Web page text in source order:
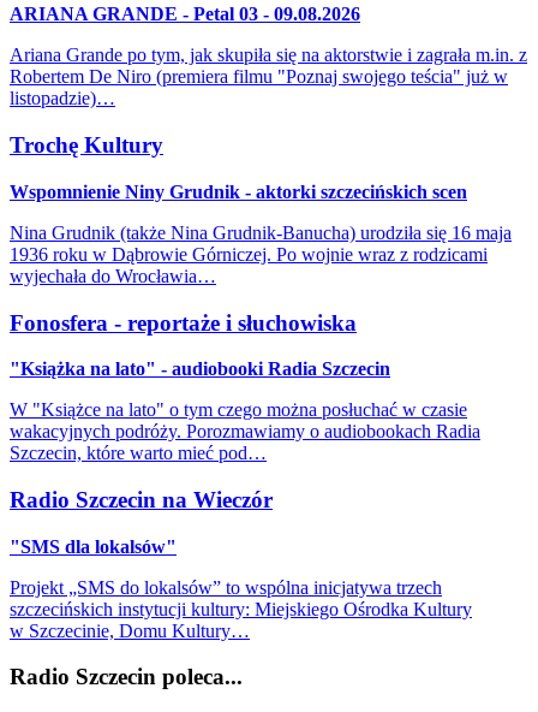
ARIANA GRANDE - Petal 03 - 09.08.2026
Ariana Grande po tym, jak skupiła się na aktorstwie i zagrała m.in. z
Robertem De Niro (premiera filmu "Poznaj swojego teścia" już w
listopadzie)…
Trochę Kultury
Wspomnienie Niny Grudnik - aktorki szczecińskich scen
Nina Grudnik (także Nina Grudnik-Banucha) urodziła się 16 maja
1936 roku w Dąbrowie Górniczej. Po wojnie wraz z rodzicami
wyjechała do Wrocławia…
Fonosfera - reportaże i słuchowiska
"Książka na lato" - audiobooki Radia Szczecin
W "Książce na lato" o tym czego można posłuchać w czasie
wakacyjnych podróży. Porozmawiamy o audiobookach Radia
Szczecin, które warto mieć pod…
Radio Szczecin na Wieczór
"SMS dla lokalsów"
Projekt „SMS do lokalsów” to wspólna inicjatywa trzech
szczecińskich instytucji kultury: Miejskiego Ośrodka Kultury
w Szczecinie, Domu Kultury…
Radio Szczecin poleca...